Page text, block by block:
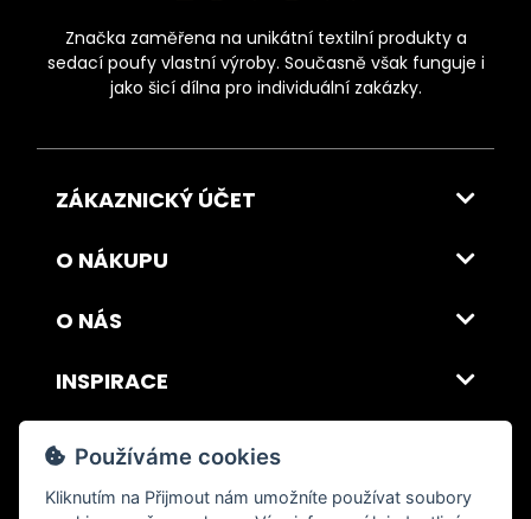
Značka zaměřena na unikátní textilní produkty a
sedací poufy vlastní výroby. Současně však funguje i
jako šicí dílna pro individuální zakázky.
ZÁKAZNICKÝ ÚČET
O NÁKUPU
O NÁS
INSPIRACE
DOPRAVA A PLATBA
Používáme cookies
Kliknutím na Přijmout nám umožníte používat soubory